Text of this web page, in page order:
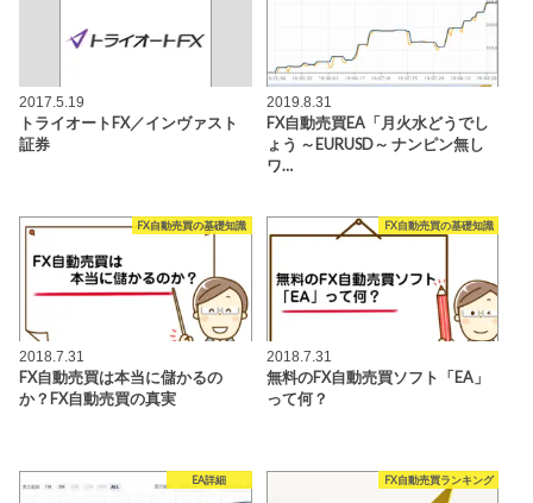
2017.5.19
トライオートFX／インヴァスト
証券
2019.8.31
FX自動売買EA「月火水どうでし
ょう ～EURUSD～ ナンピン無し
ワ…
FX自動売買の基礎知識
2018.7.31
FX自動売買は本当に儲かるの
か？FX自動売買の真実
FX自動売買の基礎知識
2018.7.31
無料のFX自動売買ソフト「EA」
って何？
EA詳細 FX自動売買ランキング